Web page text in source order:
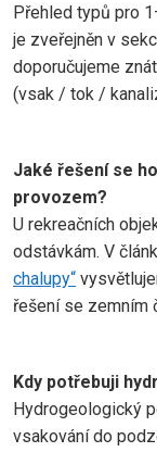
Přehled typů pro
je zveřejněn v
doporučujeme
(vsak / tok /
Jaké řešení se
provozem?
U rekreačních
odstávkám. V
chalupy“
řešení se zemním
Kdy potřebuji
Hydrogeologický
vsakování do